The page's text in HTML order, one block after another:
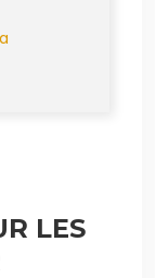
LES